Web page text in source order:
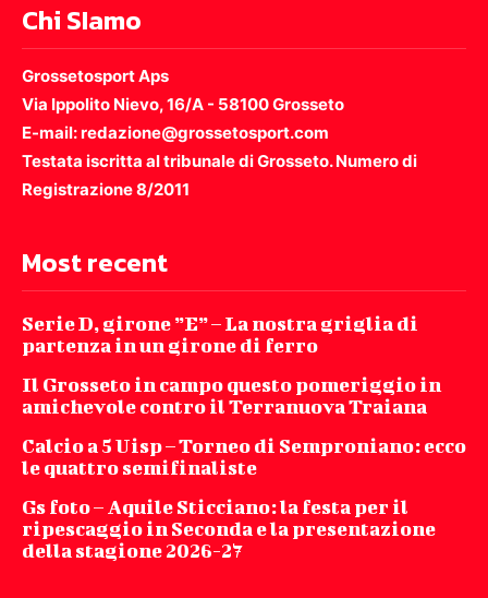
Chi SIamo
Grossetosport Aps
Via Ippolito Nievo, 16/A - 58100 Grosseto
E-mail: redazione@grossetosport.com
Testata iscritta al tribunale di Grosseto. Numero di
Registrazione 8/2011
Most recent
Serie D, girone ”E” – La nostra griglia di
partenza in un girone di ferro
Il Grosseto in campo questo pomeriggio in
amichevole contro il Terranuova Traiana
Calcio a 5 Uisp – Torneo di Semproniano: ecco
le quattro semifinaliste
Gs foto – Aquile Sticciano: la festa per il
ripescaggio in Seconda e la presentazione
della stagione 2026-27